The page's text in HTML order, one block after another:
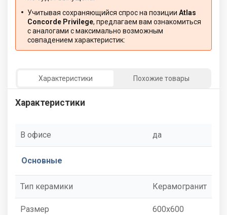
Учитывая сохраняющийся спрос на позиции Atlas
Concorde Privilege, предлагаем вам ознакомиться
с аналогами с максимально возможным
совпадением характеристик:
Характеристики Похожие товары
Характеристики
В офисе да
Основные
Тип керамики Керамогранит
Размер 600x600